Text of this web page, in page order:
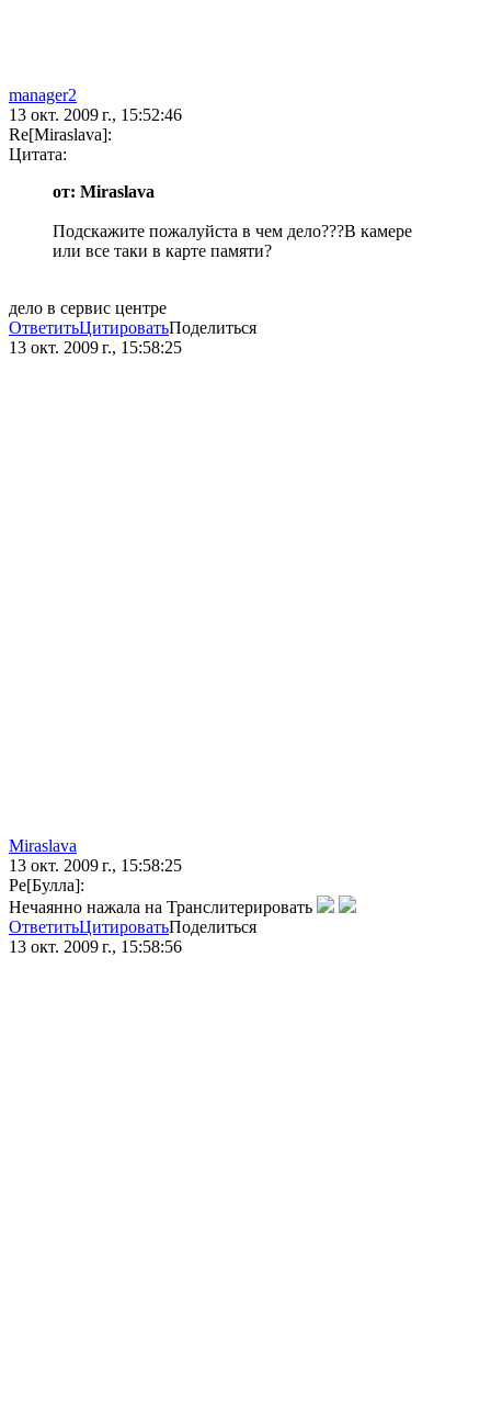
manager2
13 окт. 2009 г., 15:52:46
Re[Miraslava]:
Цитата:
от: Miraslava
Подскажите пожалуйста в чем дело???В камере
или все таки в карте памяти?
дело в сервис центре
ОтветитьЦитироватьПоделиться
13 окт. 2009 г., 15:58:25
Miraslava
13 окт. 2009 г., 15:58:25
Ре[Булла]:
Нечаянно нажала на Транслитерировать
ОтветитьЦитироватьПоделиться
13 окт. 2009 г., 15:58:56